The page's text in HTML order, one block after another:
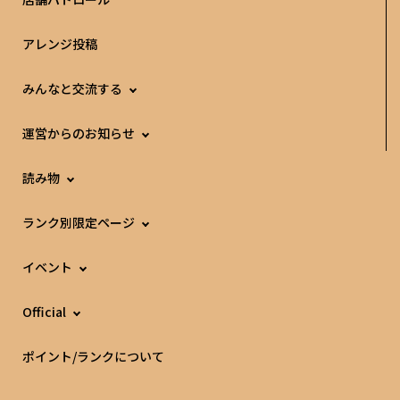
アレンジ投稿
みんなと交流する
運営からのお知らせ
読み物
ランク別限定ページ
イベント
Official
ポイント/ランクについて